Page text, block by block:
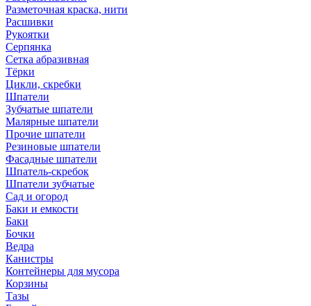
Разметочная краска, нити
Расшивки
Рукоятки
Серпянка
Сетка абразивная
Тёрки
Цикли, скребки
Шпатели
Зубчатые шпатели
Малярные шпатели
Прочие шпатели
Резиновые шпатели
Фасадные шпатели
Шпатель-скребок
Шпатели зубчатые
Сад и огород
Баки и емкости
Баки
Бочки
Ведра
Канистры
Контейнеры для мусора
Корзины
Тазы